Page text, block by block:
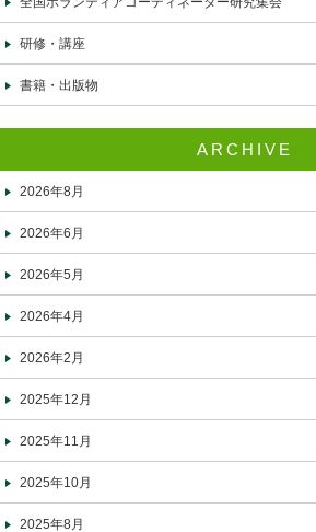
研修・講座
書籍・出版物
ARCHIVE
2026年8月
2026年6月
2026年5月
2026年4月
2026年2月
2025年12月
2025年11月
2025年10月
2025年8月